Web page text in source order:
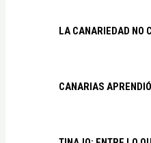
LA CANARIEDAD NO
CANARIAS